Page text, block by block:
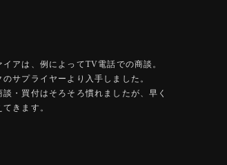
アは、例によってTV電話での商談。
サプライヤーより入手しました。
・買付はそろそろ慣れましたが、早く
きます。